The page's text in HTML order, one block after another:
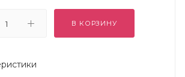
В КОРЗИНУ